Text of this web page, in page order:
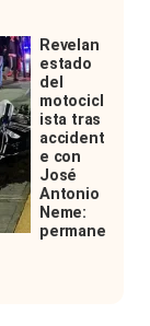
Revelan
estado
del
motocicl
ista tras
accident
e con
José
Antonio
Neme:
permane